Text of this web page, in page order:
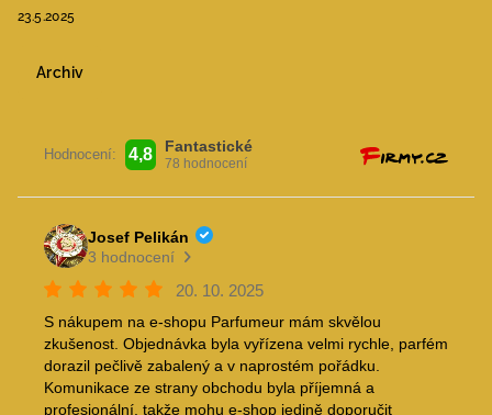
23.5.2025
Archiv